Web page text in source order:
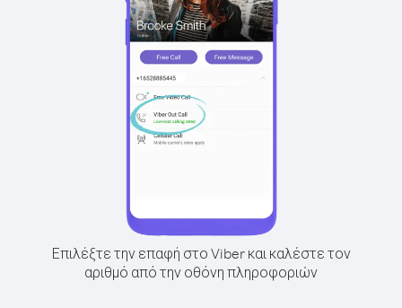
Επιλέξτε την επαφή στο Viber και καλέστε τον
αριθμό από την οθόνη πληροφοριών